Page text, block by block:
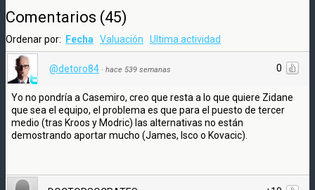
Comentarios (45)
Ordenar por: Fecha Valuación Ultima actividad
0
@detoro84 · hace 539 semanas
Yo no pondría a Casemiro, creo que resta a lo que quiere Zidane
que sea el equipo, el problema es que para el puesto de tercer
medio (tras Kroos y Modric) las alternativas no están
demostrando aportar mucho (James, Isco o Kovacic).